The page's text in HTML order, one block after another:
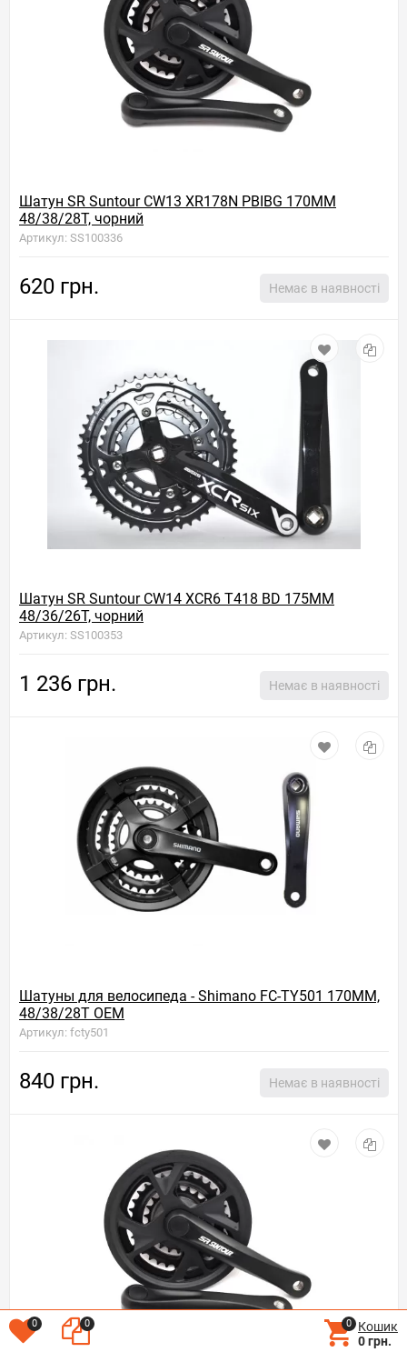
Шатун SR Suntour CW13 XR178N PBIBG 170MM
48/38/28T, чорний
Артикул: SS100336
620 грн. Немає в наявності
Шатун SR Suntour CW14 XCR6 T418 BD 175MM
48/36/26T, чорний
Артикул: SS100353
1 236 грн. Немає в наявності
Шатуны для велосипеда - Shimano FC-TY501 170ММ,
48/38/28T OEM
Артикул: fcty501
840 грн. Немає в наявності
0 0 0
Кошик
0 грн.